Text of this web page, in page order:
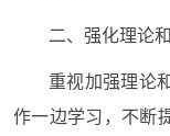
二、强化理论
重视加强理论
作一边学习，不断